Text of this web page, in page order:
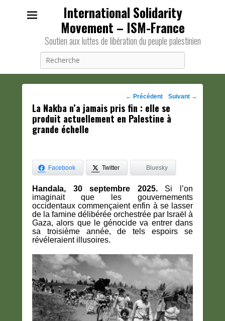
International Solidarity
Movement – ISM-France
Soutien aux luttes de libération du peuple palestinien
Navigation
des
← Précédent Suivant →
La Nakba n’a jamais pris fin : elle se
produit actuellement en Palestine à
grande échelle
Facebook Twitter Bluesky
Handala, 30 septembre 2025.Si l’on
imaginait que les gouvernements
occidentaux commençaient enfin à se lasser
de la famine délibérée orchestrée par Israël à
Gaza, alors que le génocide va entrer dans
sa troisième année, de tels espoirs se
révéleraient illusoires.